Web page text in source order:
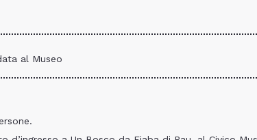
al Museo